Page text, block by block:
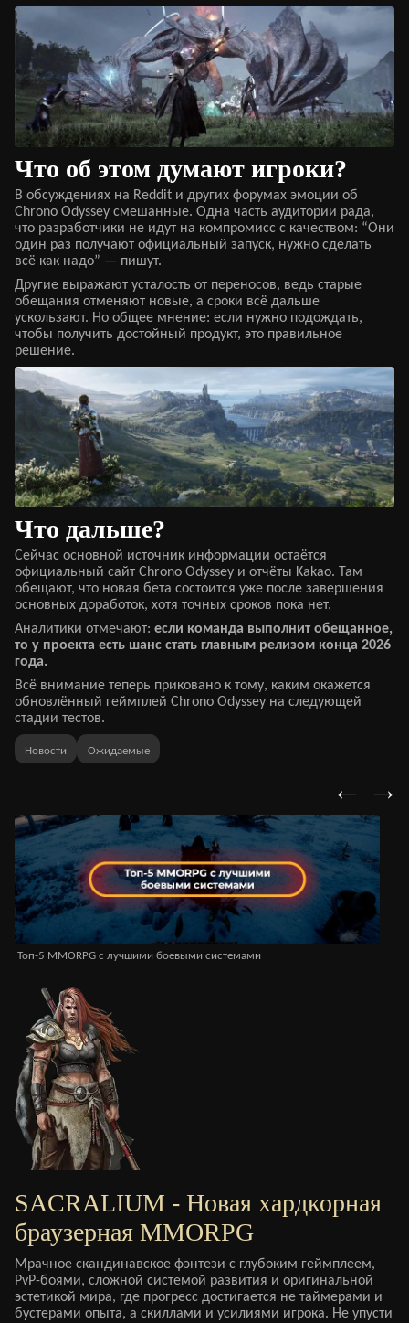
Что об этом думают игроки?
В обсуждениях на Reddit и других форумах эмоции об
Chrono Odyssey смешанные. Одна часть аудитории рада,
что разработчики не идут на компромисс с качеством: “Они
один раз получают официальный запуск, нужно сделать
всё как надо” — пишут.
Другие выражают усталость от переносов, ведь старые
обещания отменяют новые, а сроки всё дальше
ускользают. Но общее мнение: если нужно подождать,
чтобы получить достойный продукт, это правильное
решение.
Что дальше?
Сейчас основной источник информации остаётся
официальный сайт Chrono Odyssey и отчёты Kakao. Там
обещают, что новая бета состоится уже после завершения
основных доработок, хотя точных сроков пока нет.
Аналитики отмечают: если команда выполнит обещанное,
то у проекта есть шанс стать главным релизом конца 2026
года.
Всё внимание теперь приковано к тому, каким окажется
обновлённый геймплей Chrono Odyssey на следующей
стадии тестов.
Новости Ожидаемые
← →
Топ-5 MMORPG с лучшими боевыми системами
SACRALIUM - Новая хардкорная
браузерная MMORPG
Мрачное скандинавское фэнтези с глубоким геймплеем,
PvP-боями, сложной системой развития и оригинальной
эстетикой мира, где прогресс достигается не таймерами и
бустерами опыта, а скиллами и усилиями игрока. Не упусти